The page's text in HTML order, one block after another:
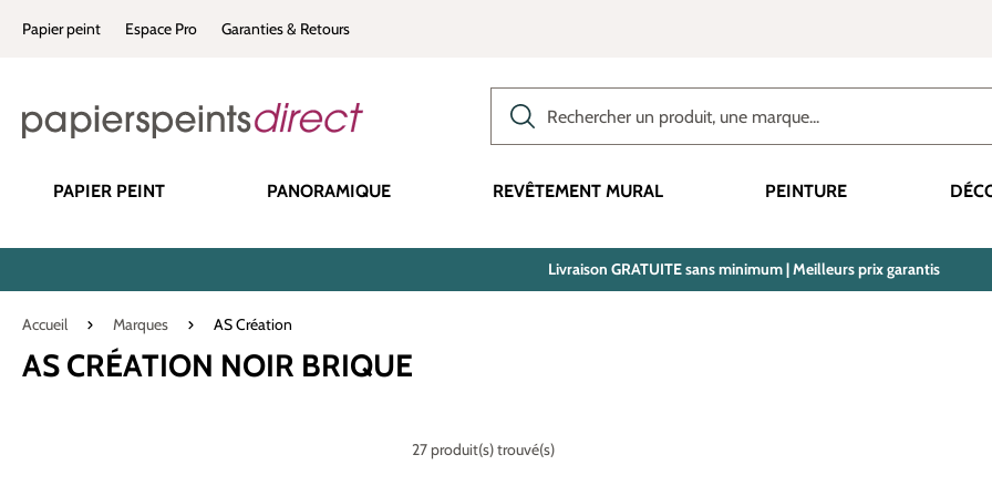
Passer à la navigation principale
Papier peint Espace Pro Garanties & Retours
PAPIER PEINT PANORAMIQUE REVÊTEMENT MURAL PEINTURE
Livraison GRATUITE sans minimum | Meilleurs prix garantis
Accueil Marques AS Création
AS CRÉATION NOIR BRIQUE
27 produit(s) trouvé(s)